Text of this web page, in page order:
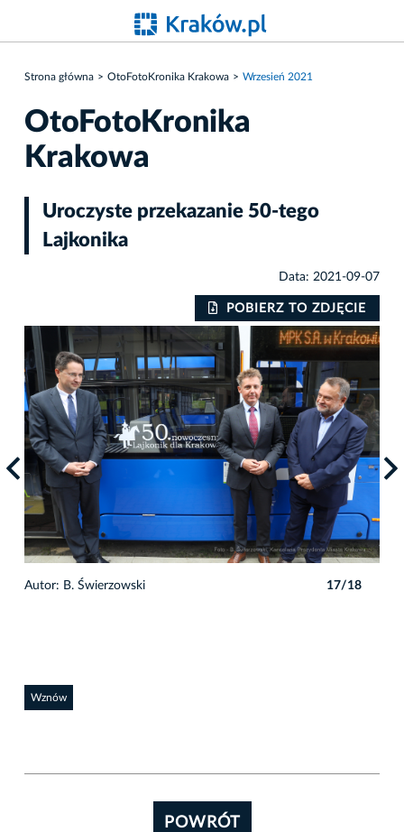
Strona główna OtoFotoKronika Krakowa Wrzesień 2021
OtoFotoKronika
Krakowa
Uroczyste przekazanie 50-tego
Lajkonika
Data: 2021-09-07
POBIERZ TO ZDJĘCIE
Autor: B. Świerzowski 17/18
Wznów
POWRÓT